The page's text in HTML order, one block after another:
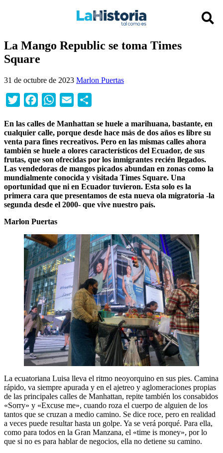
La Mango Republic se toma Times
Square
31 de octubre de 2023 Marlon Puertas
Twitter FacebookWhatsApp
Email
En las calles de Manhattan se huele a marihuana, bastante, en
cualquier calle, porque desde hace más de dos años es libre su
venta para fines recreativos. Pero en las mismas calles ahora
también se huele a olores característicos del Ecuador, de sus
frutas, que son ofrecidas por los inmigrantes recién llegados.
Las vendedoras de mangos picados abundan en zonas como la
mundialmente conocida y visitada Times Square. Una
oportunidad que ni en Ecuador tuvieron. Esta solo es la
primera cara que presentamos de esta nueva ola migratoria -la
segunda desde el 2000- que vive nuestro país.
Marlon Puertas
La ecuatoriana Luisa lleva el ritmo neoyorquino en sus pies. Camina
rápido, va siempre apurada y en el ajetreo y aglomeraciones propias
de las principales calles de Manhattan, repite también los consabidos
«Sorry» y «Excuse me», cuando roza el cuerpo de alguien de los
tantos que se cruzan a medio camino. Se dice roce, pero en realidad
a veces puede resultar hasta un golpe. Ya se verá porqué. Para ella,
como para todos en la Gran Manzana, el «time is money», por lo
que si no es para hablar de negocios, ella no detiene su camino.